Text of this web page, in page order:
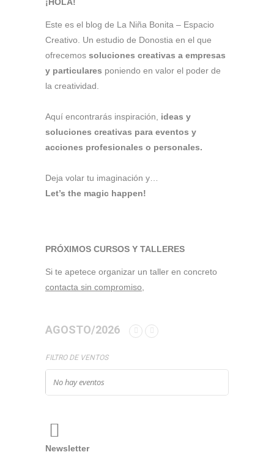
Este es el blog de La Niña Bonita – Espacio
Creativo. Un estudio de Donostia en el que
ofrecemos soluciones creativas a empresas
y particulares poniendo en valor el poder de
la creatividad.
Aquí encontrarás inspiración,
ideas y
soluciones creativas para eventos y
acciones profesionales o personales.
Deja volar tu imaginación y…
Let’s the magic happen!
PRÓXIMOS CURSOS Y TALLERES
Si te apetece organizar un taller en concreto
contacta sin compromiso,
AGOSTO/2026
FILTRO DE VENTOS
No hay eventos
Newsletter